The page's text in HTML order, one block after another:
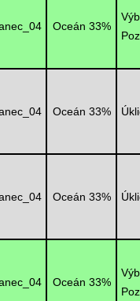
Oceán 33%
Oceán 33%
Oceán 33%
Oceán 33%